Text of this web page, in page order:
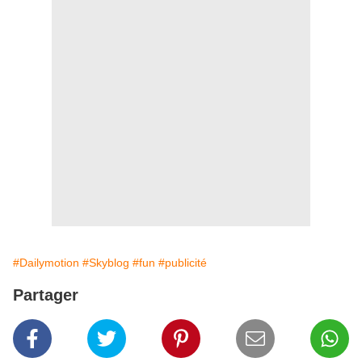
#Dailymotion #Skyblog #fun #publicité
Partager